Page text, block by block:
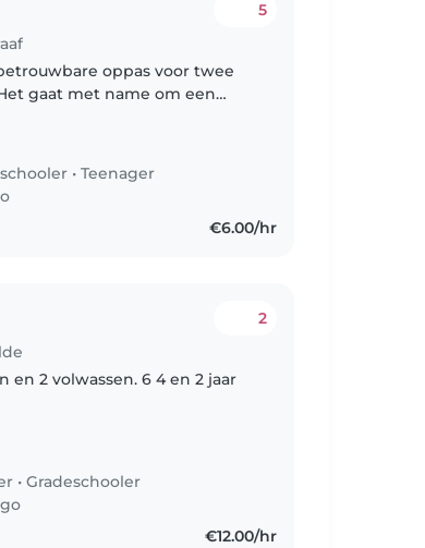
5
oppas voor twee
gaat met name om een
•Teenager
€6.00/hr
2
en 2 volwassen. 6 4 en 2 jaar
•Gradeschooler
€12.00/hr